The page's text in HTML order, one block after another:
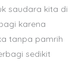
saudara kita di
karena
tanpa pamrih
sedikit